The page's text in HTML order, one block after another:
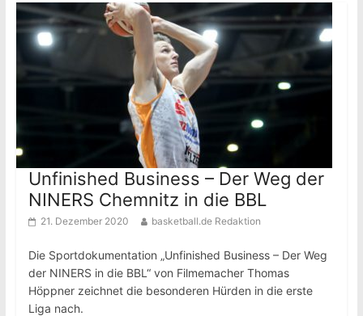
Unfinished Business – Der Weg der
NINERS Chemnitz in die BBL
21. Dezember 2020 basketball.de Redaktion
Die Sportdokumentation „Unfinished Business – Der Weg
der NINERS in die BBL“ von Filmemacher Thomas
Höppner zeichnet die besonderen Hürden in die erste
Liga nach.